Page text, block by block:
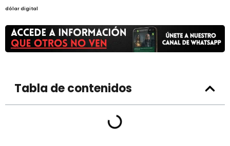
dólar digital
Tabla de contenidos